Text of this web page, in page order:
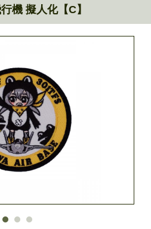
機 擬人化【C】